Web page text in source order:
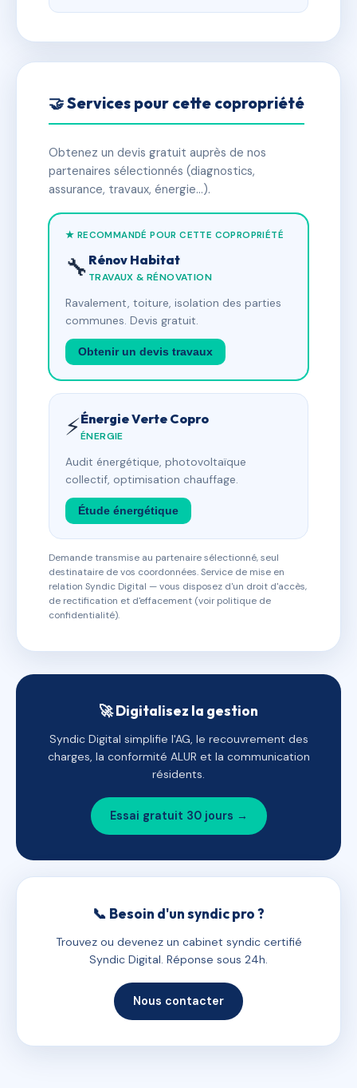
🤝 Services pour cette copropriété
Obtenez un devis gratuit auprès de nos
partenaires sélectionnés (diagnostics,
assurance, travaux, énergie…).
★ RECOMMANDÉ POUR CETTE COPROPRIÉTÉ
🔧 Rénov Habitat
TRAVAUX & RÉNOVATION
Ravalement, toiture, isolation des parties
communes. Devis gratuit.
Obtenir un devis travaux
⚡Énergie Verte Copro
ÉNERGIE
Audit énergétique, photovoltaïque
collectif, optimisation chauffage.
Étude énergétique
Demande transmise au partenaire sélectionné, seul
destinataire de vos coordonnées. Service de mise en
relation Syndic Digital — vous disposez d'un droit d'accès,
de rectification et d'effacement (voir politique de
confidentialité).
🚀 Digitalisez la gestion
Syndic Digital simplifie l'AG, le recouvrement des
charges, la conformité ALUR et la communication
résidents.
Essai gratuit 30 jours →
📞 Besoin d'un syndic pro ?
Trouvez ou devenez un cabinet syndic certifié
Syndic Digital. Réponse sous 24h.
Nous contacter